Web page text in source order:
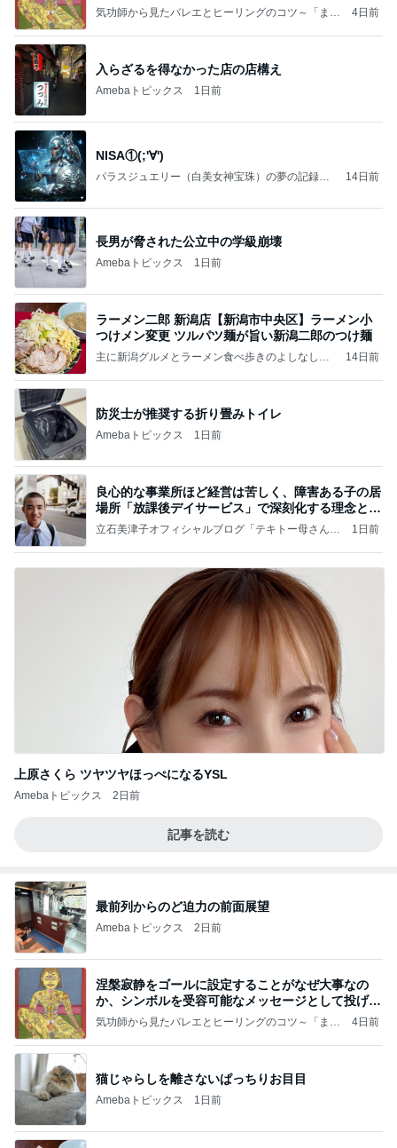
ことが
気功師から見たバレエとヒーリングのコツ～「まと
4日前
入らざるを得なかった店の店構え
Amebaトピックス 1日前
NISA①(;'∀')
パラスジュエリー（白美女神宝珠）の夢の記録
14日前
長男が脅された公立中の学級崩壊
Amebaトピックス 1日前
ラーメン二郎 新潟店【新潟市中央区】ラーメン小
つけメン変更 ツルパツ麺が旨い新潟二郎のつけ麺
主に新潟グルメとラーメン食べ歩きのよしなしご
14日前
防災士が推奨する折り畳みトイレ
Amebaトピックス 1日前
良心的な事業所ほど経営は苦しく、障害ある子の居
場所「放課後デイサービス」で深刻化する理念と現
実の
立石美津子オフィシャルブログ「テキトー母さんの
1日前
上原さくら ツヤツヤほっぺになるYSL
Amebaトピックス 2日前
記事を読む
最前列からのど迫力の前面展望
Amebaトピックス 2日前
涅槃寂静をゴールに設定することがなぜ大事なの
か、シンボルを受容可能なメッセージとして投げる
ことが
気功師から見たバレエとヒーリングのコツ～「まと
4日前
猫じゃらしを離さないぱっちりお目目
Amebaトピックス 1日前